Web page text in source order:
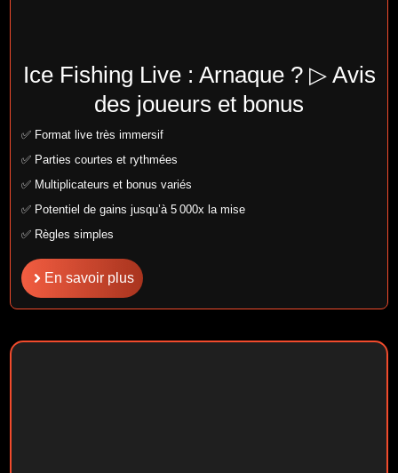
Ice Fishing Live : Arnaque ? ▷ Avis
des joueurs et bonus
✅ Format live très immersif
✅ Parties courtes et rythmées
✅ Multiplicateurs et bonus variés
✅ Potentiel de gains jusqu’à 5 000x la mise
✅ Règles simples
En savoir plus